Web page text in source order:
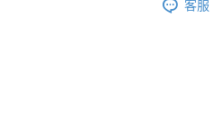
客服